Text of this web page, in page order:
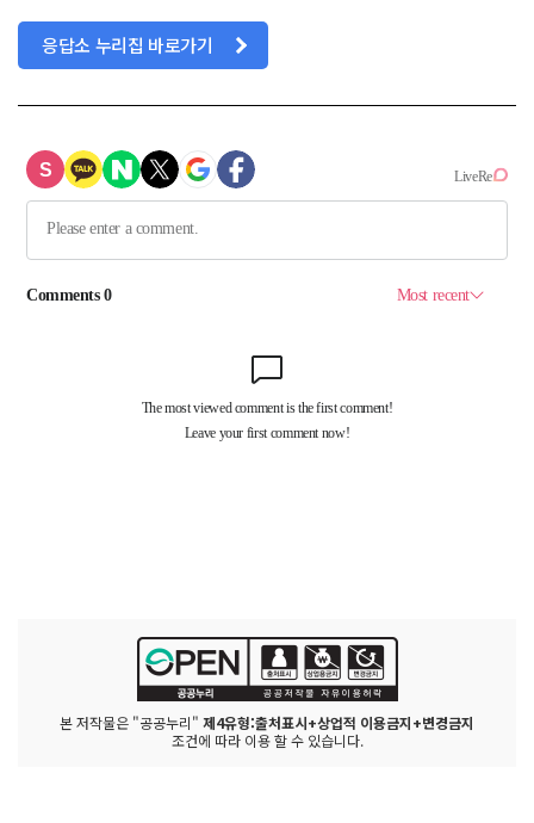
응답소 누리집 바로가기
본 저작물은 "공공누리" 제4유형:출처표시+상업적 이용금지+변경금지
조건에 따라 이용 할 수 있습니다.